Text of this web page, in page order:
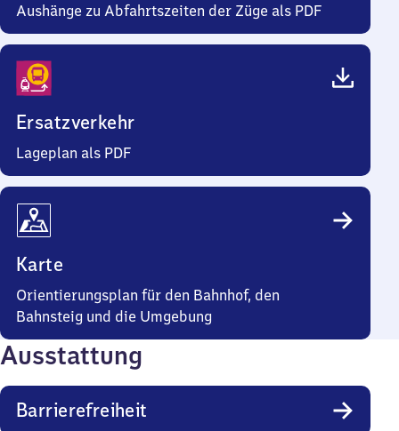
Aushänge zu Abfahrtszeiten der Züge als PDF
Ersatzverkehr
Lageplan als PDF
Karte
Orientierungsplan für den Bahnhof, den
Bahnsteig und die Umgebung
Ausstattung
Barrierefreiheit